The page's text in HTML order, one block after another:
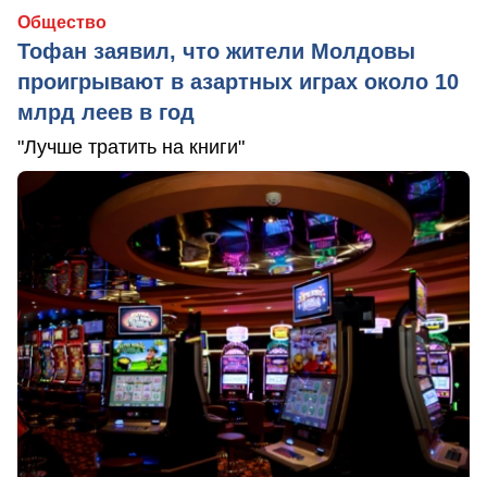
Общество
Тофан заявил, что жители Молдовы
проигрывают в азартных играх около 10
млрд леев в год
"Лучше тратить на книги"